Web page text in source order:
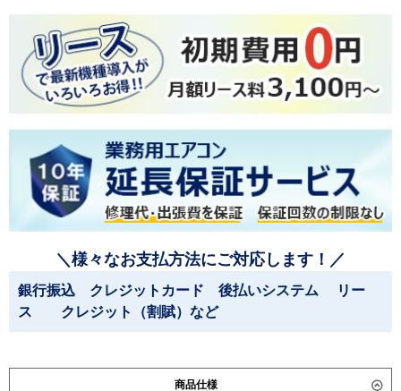
＼様々なお支払方法にご対応します！／
銀行振込 クレジットカード 後払いシステム リー
ス クレジット（割賦）など
商品仕様